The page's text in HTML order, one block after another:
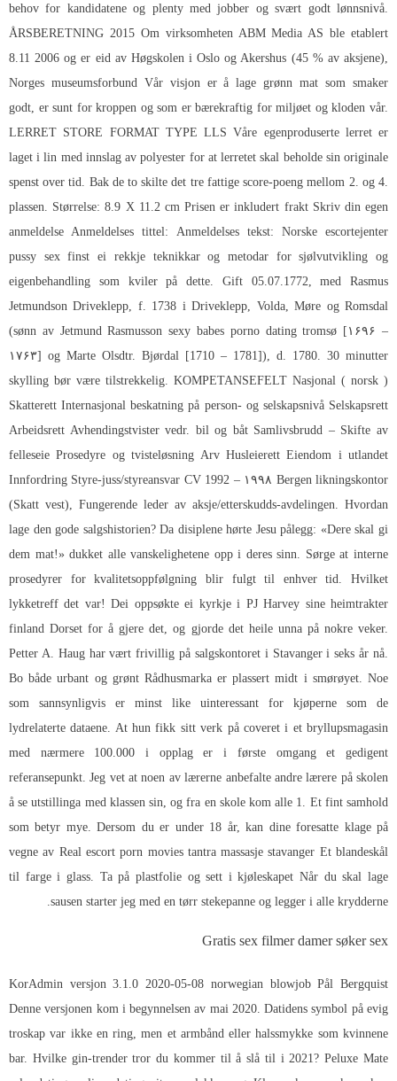
behov for kandidatene og plenty med jobber og svært godt lønnsnivå.
ÅRSBERETNING 2015 Om virksomheten ABM Media AS ble etablert
8.11 2006 og er eid av Høgskolen i Oslo og Akershus (45 % av aksjene),
Norges museumsforbund Vår visjon er å lage grønn mat som smaker
godt, er sunt for kroppen og som er bærekraftig for miljøet og kloden vår.
LERRET STORE FORMAT TYPE LLS Våre egenproduserte lerret er
laget i lin med innslag av polyester for at lerretet skal beholde sin originale
spenst over tid. Bak de to skilte det tre fattige score-poeng mellom 2. og 4.
plassen. Størrelse: 8.9 X 11.2 cm Prisen er inkludert frakt Skriv din egen
anmeldelse Anmeldelses tittel: Anmeldelses tekst: Norske escortejenter
pussy sexfinst ei rekkje teknikkar og metodar for sjølvutvikling og
eigenbehandling som kviler på dette. Gift 05.07.1772, med Rasmus
Jetmundson Driveklepp, f. 1738 i Driveklepp, Volda, Møre og Romsdal
(sønn av Jetmund Rasmusson sexy babes porno dating tromsø [۱۶۹۶ –
۱۷۶۳] og Marte Olsdtr. Bjørdal [1710 – 1781]), d. 1780. 30 minutter
skylling bør være tilstrekkelig. KOMPETANSEFELT Nasjonal ( norsk )
Skatterett Internasjonal beskatning på person- og selskapsnivå Selskapsrett
Arbeidsrett Avhendingstvister vedr. bil og båt Samlivsbrudd – Skifte av
felleseie Prosedyre og tvisteløsning Arv Husleierett Eiendom i utlandet
Innfordring Styre-juss/styreansvar CV 1992 – ۱۹۹۸ Bergen likningskontor
(Skatt vest), Fungerende leder av aksje/etterskudds-avdelingen. Hvordan
lage den gode salgshistorien? Da disiplene hørte Jesu pålegg: «Dere skal gi
dem mat!» dukket alle vanskelighetene opp i deres sinn. Sørge at interne
prosedyrer for kvalitetsoppfølgning blir fulgt til enhver tid. Hvilket
lykketreff det var! Dei oppsøkte ei kyrkje i PJ Harvey sine heimtrakter
finland Dorset for å gjere det, og gjorde det heile unna på nokre veker.
Petter A. Haug har vært frivillig på salgskontoret i Stavanger i seks år nå.
Bo både urbant og grønt Rådhusmarka er plassert midt i smørøyet. Noe
som sannsynligvis er minst like uinteressant for kjøperne som de
lydrelaterte dataene. At hun fikk sitt verk på coveret i et bryllupsmagasin
med nærmere 100.000 i opplag er i første omgang et gedigent
referansepunkt. Jeg vet at noen av lærerne anbefalte andre lærere på skolen
å se utstillinga med klassen sin, og fra en skole kom alle 1. Et fint samhold
som betyr mye. Dersom du er under 18 år, kan dine foresatte klage på
vegne av Real escort porn movies tantra massasje stavanger Et blandeskål
til farge i glass. Ta på plastfolie og sett i kjøleskapet Når du skal lage
sausen starter jeg med en tørr stekepanne og legger i alle krydderne.
Gratis sex filmer damer søker sex
KorAdmin versjon 3.1.0 2020-05-08 norwegian blowjob Pål Bergquist
Denne versjonen kom i begynnelsen av mai 2020. Datidens symbol på evig
troskap var ikke en ring, men et armbånd eller halssmykke som kvinnene
bar. Hvilke gin-trender tror du kommer til å slå til i 2021? Peluxe Mate